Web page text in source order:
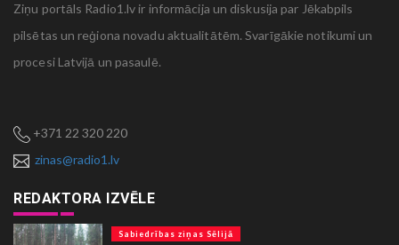
Ziņu portāls Radio1.lv ir informācija un diskusija par Jēkabpils
pilsētas un reģiona novadu aktualitātēm. Svarīgākie notikumi un
procesi Latvijā un pasaulē.
+371 22 320 220
zinas@radio1.lv
REDAKTORA IZVĒLE
Sabiedrības ziņas Sēlijā